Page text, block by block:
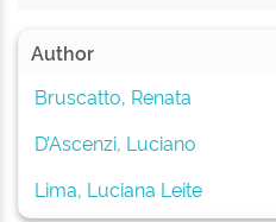
Author
Bruscatto, Renata
D’Ascenzi, Luciano
Lima, Luciana Leite